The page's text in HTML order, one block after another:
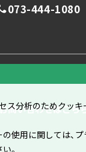
073-444-1080
問い合わせはこち
ス分析のためクッキ
使用に関しては、
。